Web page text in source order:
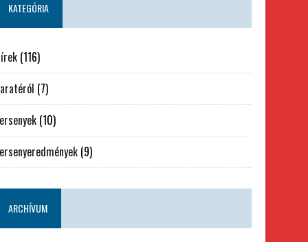
KATEGÓRIA
(116)
(7)
(10)
(9)
ARCHÍVUM